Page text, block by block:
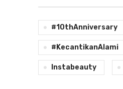
#10thAnniversary
#KecantikanAlami
Instabeauty